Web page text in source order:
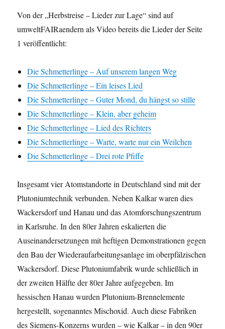
Von der „Herbstreise – Lieder zur Lage“ sind auf
umweltFAIRaendern als Video bereits die Lieder der Seite
1 veröffentlicht:
Die Schmetterlinge – Auf unserem langen Weg
Die Schmetterlinge – Ein leises Lied
Die Schmetterlinge – Guter Mond, du hängst so stille
Die Schmetterlinge – Klein, aber geheim
Die Schmetterlinge – Lied des Richters
Die Schmetterlinge – Warte, warte nur ein Weilchen
Die Schmetterlinge – Drei rote Pfiffe
Insgesamt vier Atomstandorte in Deutschland sind mit der
Plutoniumtechnik verbunden. Neben Kalkar waren dies
Wackersdorf und Hanau und das Atomforschungszentrum
in Karlsruhe. In den 80er Jahren eskalierten die
Auseinandersetzungen mit heftigen Demonstrationen gegen
den Bau der Wiederaufarbeitungsanlage im oberpfälzischen
Wackersdorf. Diese Plutoniumfabrik wurde schließlich in
der zweiten Hälfte der 80er Jahre aufgegeben. Im
hessischen Hanau wurden Plutonium-Brennelemente
hergestellt, sogenanntes Mischoxid. Auch diese Fabriken
des Siemens-Konzerns wurden – wie Kalkar – in den 90er